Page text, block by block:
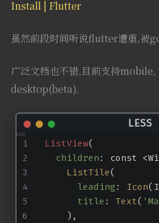
Install | Flutter
虽然前段时间听说flutter遭重,被
广泛文档也不错,目前支持mobile,
desktop(beta).
ListView(
children : const
ListTile(
leading : Icon
title : Text(
    ),